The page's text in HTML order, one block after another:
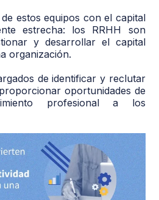
estos equipos con el capital
estrecha: los RRHH son
y desarrollar el capital
organización.
de identificar y reclutar
oportunidades de
profesional a los